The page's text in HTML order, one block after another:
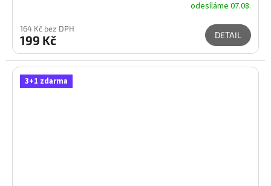
odesíláme 07.08.
164 Kč bez DPH
199 Kč DETAIL
3+1 zdarma